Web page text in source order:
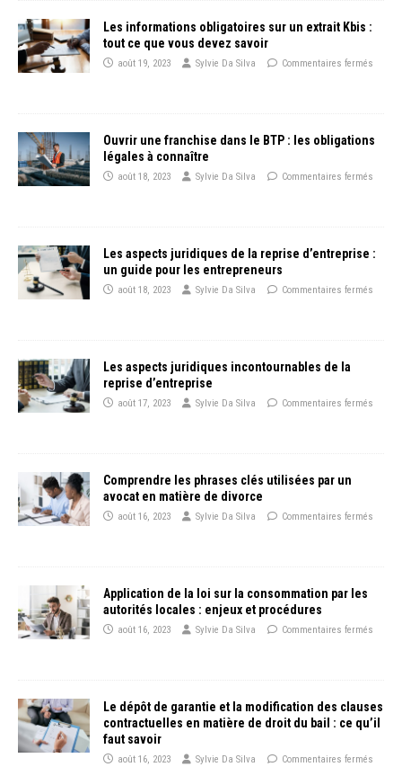
Les informations obligatoires sur un extrait Kbis :
tout ce que vous devez savoir
août 19, 2023 Sylvie Da Silva Commentaires fermés
Ouvrir une franchise dans le BTP : les obligations
légales à connaître
août 18, 2023 Sylvie Da Silva Commentaires fermés
Les aspects juridiques de la reprise d’entreprise :
un guide pour les entrepreneurs
août 18, 2023 Sylvie Da Silva Commentaires fermés
Les aspects juridiques incontournables de la
reprise d’entreprise
août 17, 2023 Sylvie Da Silva Commentaires fermés
Comprendre les phrases clés utilisées par un
avocat en matière de divorce
août 16, 2023 Sylvie Da Silva Commentaires fermés
Application de la loi sur la consommation par les
autorités locales : enjeux et procédures
août 16, 2023 Sylvie Da Silva Commentaires fermés
Le dépôt de garantie et la modification des clauses
contractuelles en matière de droit du bail : ce qu’il
faut savoir
août 16, 2023 Sylvie Da Silva Commentaires fermés